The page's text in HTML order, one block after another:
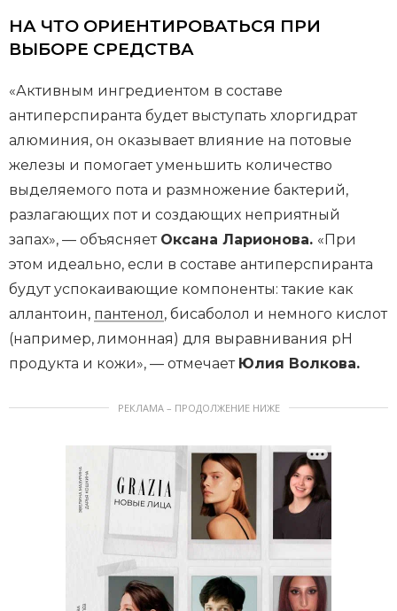
НА ЧТО ОРИЕНТИРОВАТЬСЯ ПРИ
ВЫБОРЕ СРЕДСТВА
«Активным ингредиентом в составе
антиперспиранта будет выступать хлоргидрат
алюминия, он оказывает влияние на потовые
железы и помогает уменьшить количество
выделяемого пота и размножение бактерий,
разлагающих пот и создающих неприятный
запах», — объясняет Оксана Ларионова. «При
этом идеально, если в составе антиперспиранта
будут успокаивающие компоненты: такие как
аллантоин, пантенол, бисаболол и немного кислот
(например, лимонная) для выравнивания рН
продукта и кожи», — отмечает Юлия Волкова.
РЕКЛАМА – ПРОДОЛЖЕНИЕ НИЖЕ